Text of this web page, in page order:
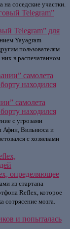
соседские участки.
Telegram” для
Yayagram
пользователям
в распечатанном
самолета
находился
с угрозами
Афин, Вильнюса и
с хозяевами
определяющее
из стартапа
Reflex, которое
сотрясение мозга.